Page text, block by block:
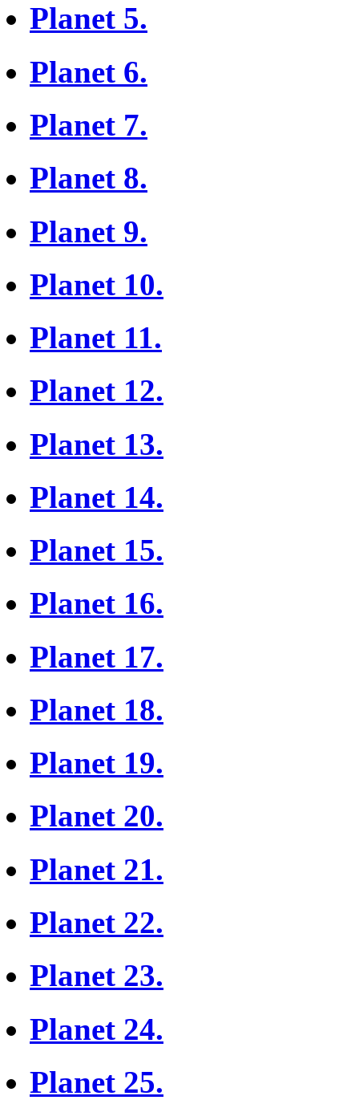
Planet 5.
Planet 6.
Planet 7.
Planet 8.
Planet 9.
Planet 10.
Planet 11.
Planet 12.
Planet 13.
Planet 14.
Planet 15.
Planet 16.
Planet 17.
Planet 18.
Planet 19.
Planet 20.
Planet 21.
Planet 22.
Planet 23.
Planet 24.
Planet 25.